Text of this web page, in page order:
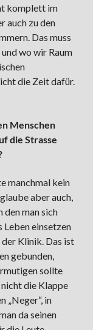
komplett im
auch zu den
Das muss
wo wir Raum
die Zeit dafür.
Menschen
die Strasse
manchmal kein
aber auch,
den man sich
Leben einsetzen
der Klinik. Das ist
gebunden,
sollte
die Klappe
„Neger“, in
da seinen